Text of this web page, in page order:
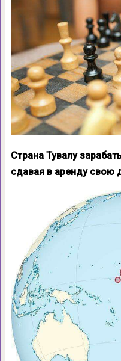
Страна Тувалу
сдавая в аренду свою